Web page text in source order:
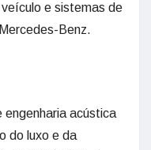
e sistemas de
Benz.
acústica
do luxo e da